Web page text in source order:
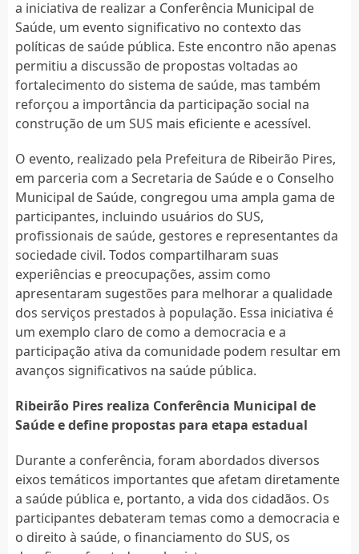
a iniciativa de realizar a Conferência Municipal de
Saúde, um evento significativo no contexto das
políticas de saúde pública. Este encontro não apenas
permitiu a discussão de propostas voltadas ao
fortalecimento do sistema de saúde, mas também
reforçou a importância da participação social na
construção de um SUS mais eficiente e acessível.
O evento, realizado pela Prefeitura de Ribeirão Pires,
em parceria com a Secretaria de Saúde e o Conselho
Municipal de Saúde, congregou uma ampla gama de
participantes, incluindo usuários do SUS,
profissionais de saúde, gestores e representantes da
sociedade civil. Todos compartilharam suas
experiências e preocupações, assim como
apresentaram sugestões para melhorar a qualidade
dos serviços prestados à população. Essa iniciativa é
um exemplo claro de como a democracia e a
participação ativa da comunidade podem resultar em
avanços significativos na saúde pública.
Ribeirão Pires realiza Conferência Municipal de
Saúde e define propostas para etapa estadual
Durante a conferência, foram abordados diversos
eixos temáticos importantes que afetam diretamente
a saúde pública e, portanto, a vida dos cidadãos. Os
participantes debateram temas como a democracia e
o direito à saúde, o financiamento do SUS, os